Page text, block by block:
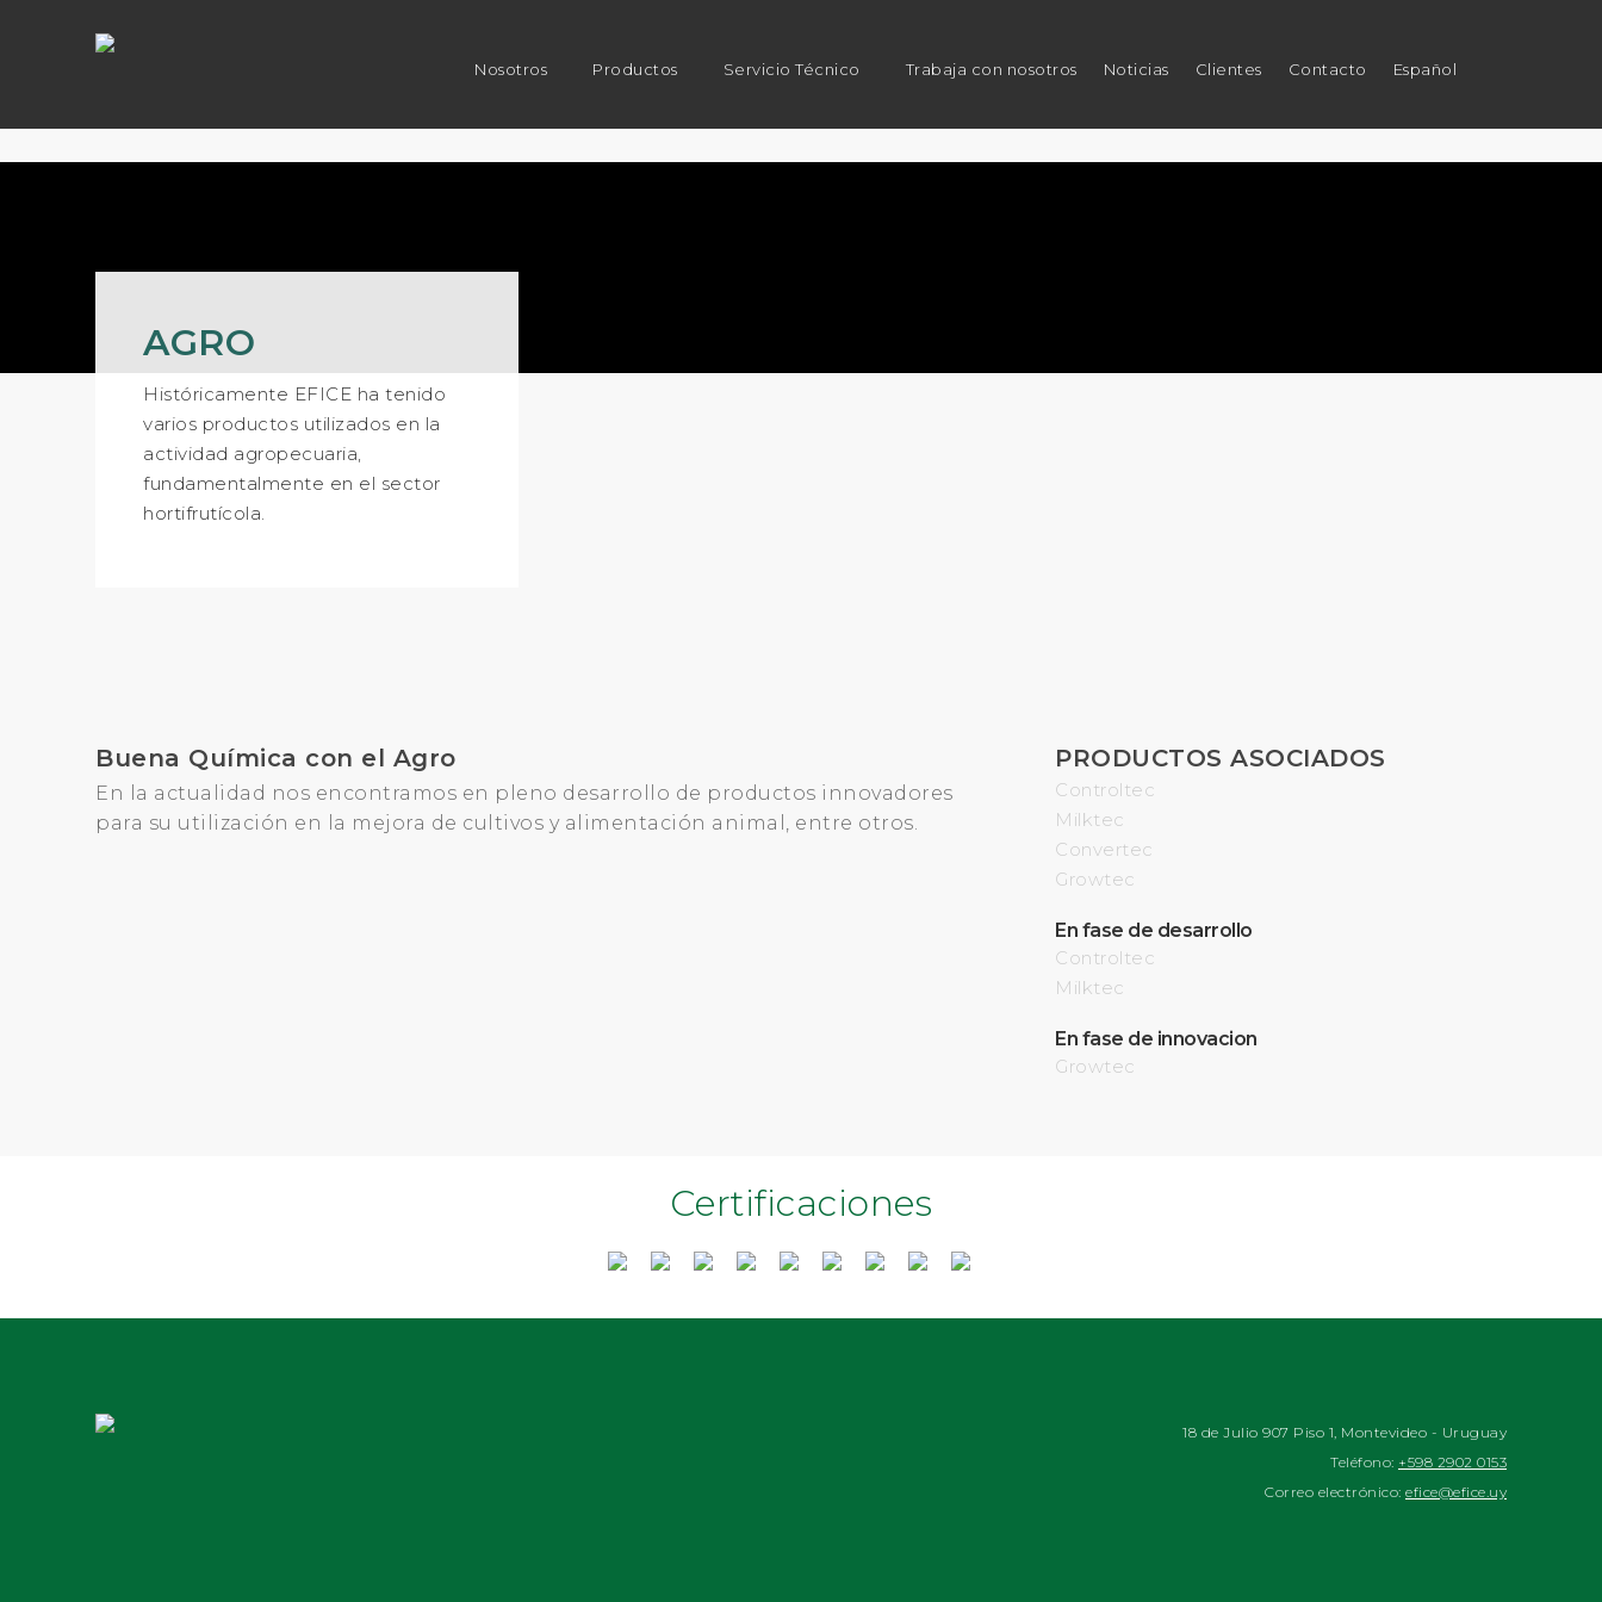
Nosotros Productos Servicio Técnico Trabaja con nosotros Noticias Clientes Contacto Español
AGRO
Históricamente EFICE ha tenido
varios productos utilizados en la
actividad agropecuaria,
fundamentalmente en el sector
hortifrutícola.
Buena Química con el Agro
En la actualidad nos encontramos en pleno desarrollo de productos innovadores
para su utilización en la mejora de cultivos y alimentación animal, entre otros.
PRODUCTOS ASOCIADOS
Controltec
Milktec
Convertec
Growtec
En fase de desarrollo
Controltec
Milktec
En fase de innovacion
Growtec
Certificaciones
18 de Julio 907 Piso 1, Montevideo - Uruguay
Teléfono: +598 2902 0153
Correo electrónico: efice@efice.uy